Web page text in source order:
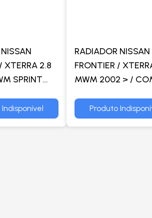
XTERRA 2.8
SPRINT
AR -
RADIADOR NISSAN
FRONTIER /
MWM 2002 > /
Produto